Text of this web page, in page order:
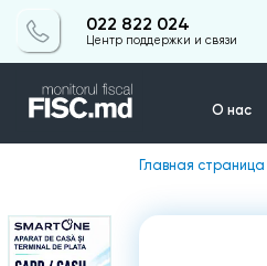
022 822 024
Центр поддержки и связи
О нас
Главная страница